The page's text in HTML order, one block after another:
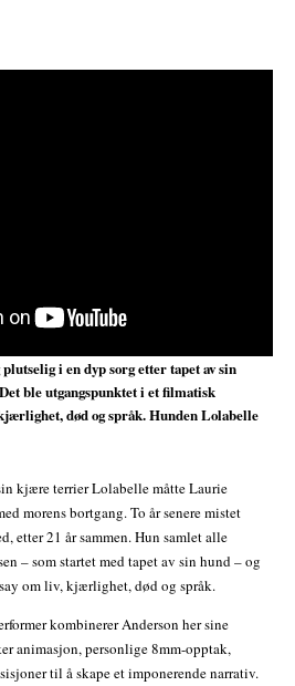
i en dyp sorg etter tapet av sin
ble utgangspunktet i et filmatisk
død og språk. Hunden Lolabelle
kjære terrier Lolabelle måtte Laurie
morens bortgang. To år senere mistet
etter 21 år sammen. Hun samlet alle
– som startet med tapet av sin hund – og
om liv, kjærlighet, død og språk.
kombinerer Anderson her sine
animasjon, personlige 8mm-opptak,
til å skape et imponerende narrativ.